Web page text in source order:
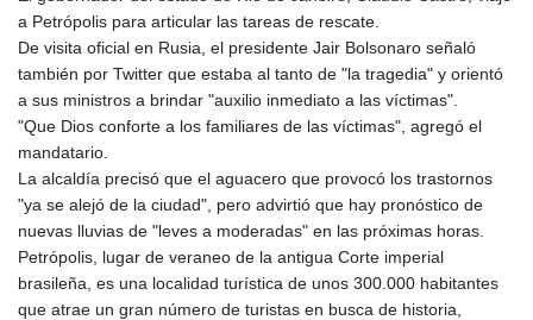
JMD 158.335856
JOD 0.70904
JPY 157.80604
KES 129.014401
KHR
4049.647537
KMF 426.00035
KRW
1407.890383
KWD 0.30866
a Petrópolis para articular las tareas de rescate.
De visita oficial en Rusia, el presidente Jair Bolsonaro señaló
también por Twitter que estaba al tanto de "la tragedia" y orientó
a sus ministros a brindar "auxilio inmediato a las víctimas".
"Que Dios conforte a los familiares de las víctimas", agregó el
mandatario.
La alcaldía precisó que el aguacero que provocó los trastornos
"ya se alejó de la ciudad", pero advirtió que hay pronóstico de
nuevas lluvias de "leves a moderadas" en las próximas horas.
Petrópolis, lugar de veraneo de la antigua Corte imperial
brasileña, es una localidad turística de unos 300.000 habitantes
que atrae un gran número de turistas en busca de historia,